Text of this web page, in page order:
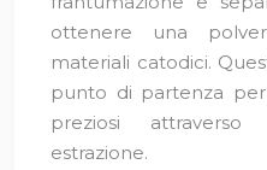
ottenere una
materiali catodici.
punto di partenza
preziosi
estrazione.